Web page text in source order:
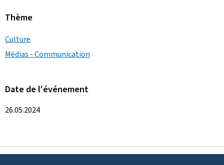
Thème
Culture
Médias - Communication
Date de l'événement
26.05.2024